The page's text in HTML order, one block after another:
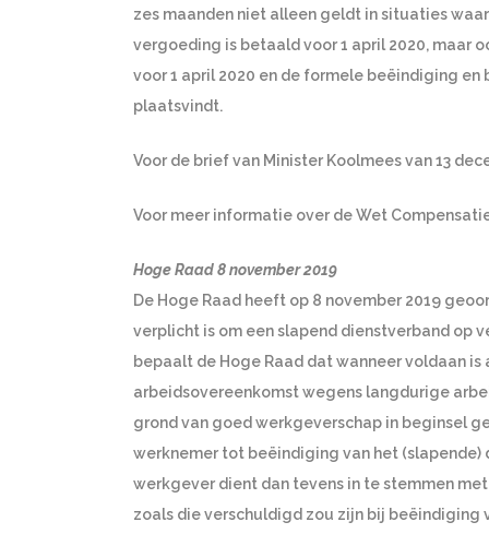
zes maanden niet alleen geldt in situaties
vergoeding is betaald voor 1 april 2020, maar
voor 1 april 2020 en de formele beëindiging
plaatsvindt.
Voor de brief van Minister Koolmees van 13
Voor meer informatie over de Wet
Hoge Raad 8 november 2019
De Hoge Raad heeft op 8 november 2019
verplicht is om een slapend dienstverband op
bepaalt de Hoge Raad dat wanneer voldaan
arbeidsovereenkomst wegens langdurige
grond van goed werkgeverschap in beginsel
werknemer tot beëindiging van het
werkgever dient dan tevens in te stemmen
zoals die verschuldigd zou zijn bij beëindiging